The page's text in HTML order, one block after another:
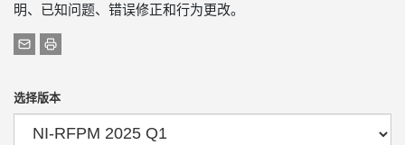
明、已知问题、错误修正和行为更改。
选择版本